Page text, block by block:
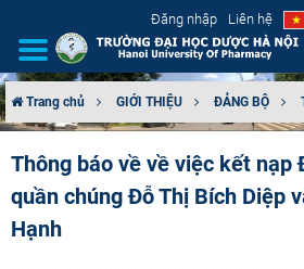
Đăng nhập Liên hệ
CƠ CẤU TỔ CHỨC
TUYỂN SINH
Trang chủ GIỚI THIỆU ĐẢNG BỘ
Thông báo về về việc kết nạp
quần chúng Đỗ Thị Bích Diệp
Hạnh